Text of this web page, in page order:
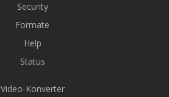
Security
Formate
Help
Status
Video-Konverter